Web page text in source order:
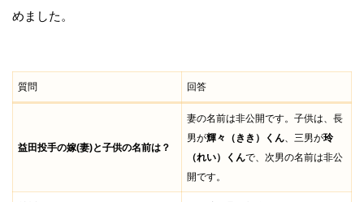
めました。
質問 回答
益田投手の嫁(妻)と子供の名前は？
妻の名前は非公開です。子供は、長
男が輝々（きき）くん 、三男が玲
（れい）くんで、次男の名前は非公
開です。